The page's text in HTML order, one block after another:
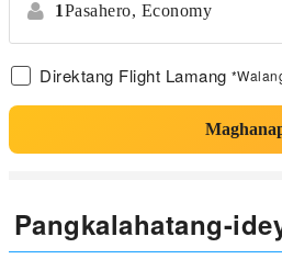
1Pasahero, Economy
Direktang Flight Lamang
Pangkalahatang-